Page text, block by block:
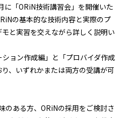
に「ORiN技術講習会」を開催いた
の基本的な技術内容と実際のプ
と実習を交えながら詳しく説明い
ョン作成編」と「プロバイダ作成
、いずれかまたは両方の受講が可
のある方、ORiNの採用をご検討さ